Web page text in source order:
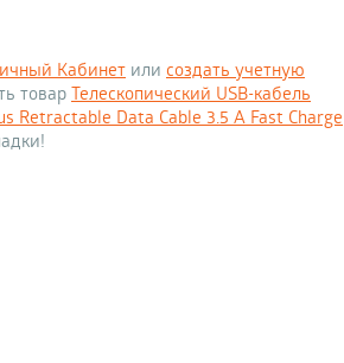
Кабинет или создать учетную
товарТелескопический USB-кабель
Retractable Data Cable 3.5 A Fast Charge